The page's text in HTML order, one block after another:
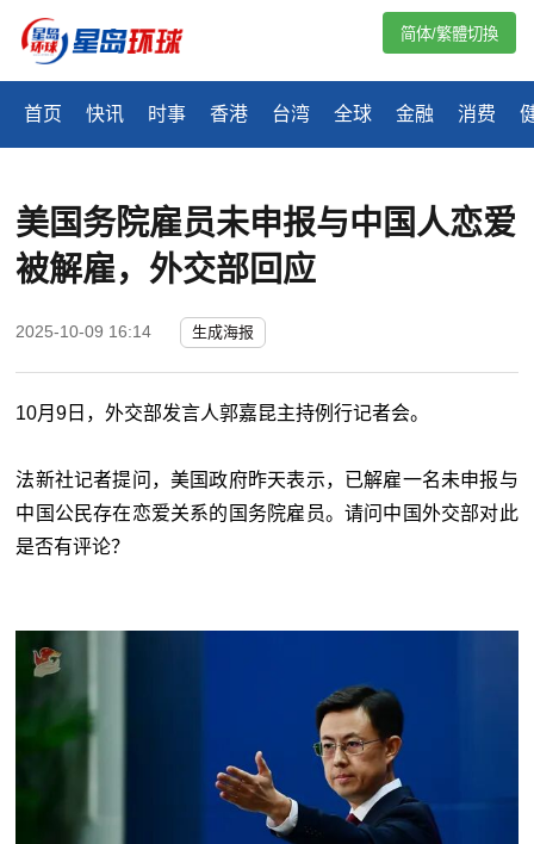
首页 快讯 时事 香港 台湾 全球 金融 消费
简体/繁體切換
美国务院雇员未申报与中国人恋爱
被解雇，外交部回应
2025-10-09 16:14 生成海报
10月9日，外交部发言人郭嘉昆主持例行记者会。
法新社记者提问，美国政府昨天表示，已解雇一名未申报与
中国公民存在恋爱关系的国务院雇员。请问中国外交部对此
是否有评论？